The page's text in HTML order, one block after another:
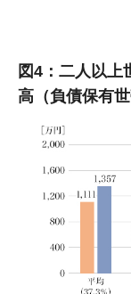
図4：二人以上
高（負債保有世